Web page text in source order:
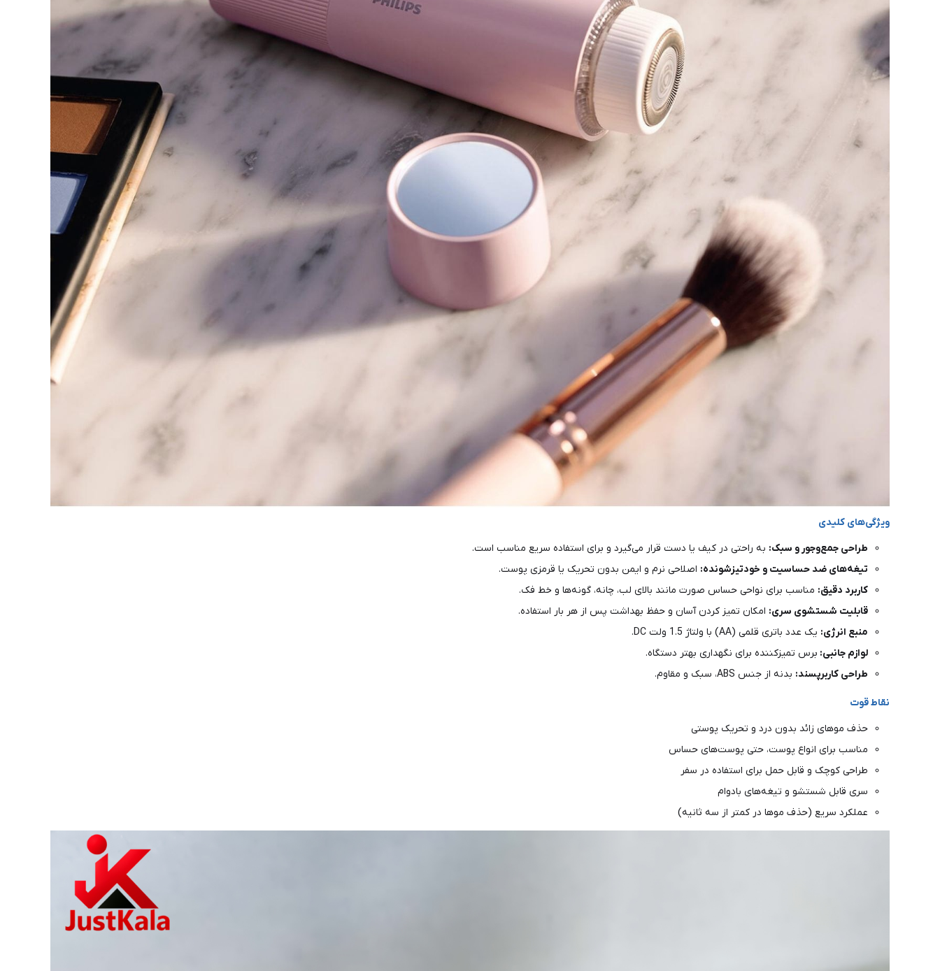
ویژگی‌های کلیدی
طراحی جمع‌وجور و سبک: به راحتی در کیف یا دست قرار می‌گیرد و برای استفاده سریع مناسب است.
تیغه‌های ضد حساسیت و خودتیزشونده: اصلاحی نرم و ایمن بدون تحریک یا قرمزی پوست.
کاربرد دقیق: مناسب برای نواحی حساس صورت مانند بالای لب، چانه، گونه‌ها و خط فک.
قابلیت شستشوی سری: امکان تمیز کردن آسان و حفظ بهداشت پس از هر بار استفاده.
منبع انرژی: یک عدد باتری قلمی (AA) با ولتاژ 1.5 ولت DC.
لوازم جانبی: برس تمیزکننده برای نگهداری بهتر دستگاه.
طراحی کاربرپسند: بدنه از جنس ABS، سبک و مقاوم.
نقاط قوت
حذف موهای زائد بدون درد و تحریک پوستی
مناسب برای انواع پوست، حتی پوست‌های حساس
طراحی کوچک و قابل حمل برای استفاده در سفر
سری قابل شستشو و تیغه‌های بادوام
عملکرد سریع (حذف موها در کمتر از سه ثانیه)